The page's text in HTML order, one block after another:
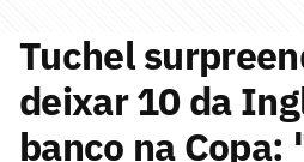
Tuchel
deixar 10 da
banco na Copa: